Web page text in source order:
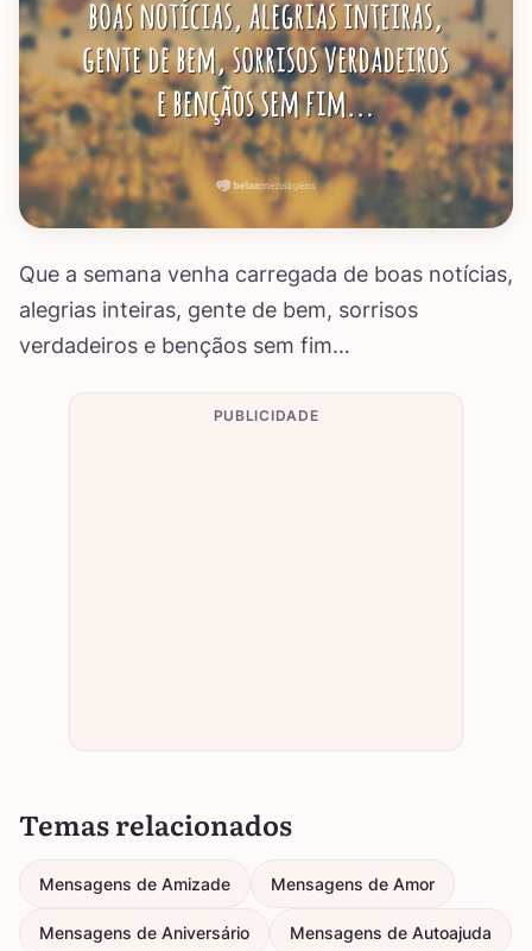
Que a semana venha carregada de boas notícias,
alegrias inteiras, gente de bem, sorrisos
verdadeiros e bençãos sem fim…
PUBLICIDADE
Temas relacionados
Mensagens de Amizade Mensagens de Amor
Mensagens de Aniversário Mensagens de Autoajuda